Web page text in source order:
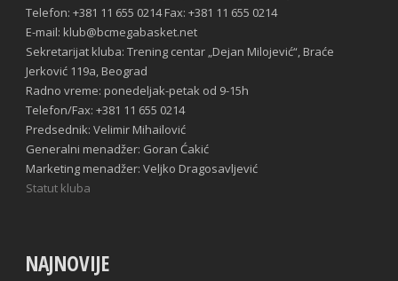
Telefon: +381 11 655 0214 Fax: +381 11 655 0214
E-mail: klub@bcmegabasket.net
Sekretarijat kluba: Trening centar „Dejan Milojević“, Braće
Jerković 119a, Beograd
Radno vreme: ponedeljak-petak od 9-15h
Telefon/Fax: +381 11 655 0214
Predsednik: Velimir Mihailović
Generalni menadžer: Goran Ćakić
Marketing menadžer: Veljko Dragosavljević
Statut kluba
NAJNOVIJE